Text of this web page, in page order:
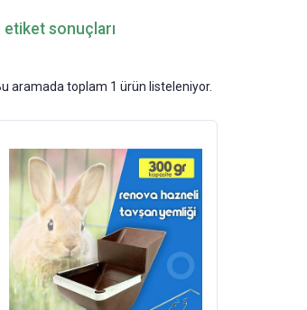
sonuçları
aramada toplam 1 ürün listeleniyor.